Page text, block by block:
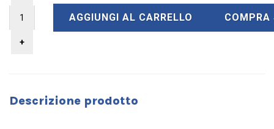
AGGIUNGI AL CARRELLO COMPRA
Descrizione prodotto